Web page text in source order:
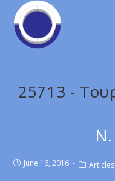
25713 -
Ν.
June 16, 2016 Articles